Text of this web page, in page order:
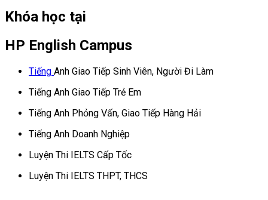
Khóa học tại
HP English Campus
Tiếng Anh Giao Tiếp Sinh Viên, Người Đi Làm
Tiếng Anh Giao Tiếp Trẻ Em
Tiếng Anh Phỏng Vấn, Giao Tiếp Hàng Hải
Tiếng Anh Doanh Nghiệp
Luyện Thi IELTS Cấp Tốc
Luyện Thi IELTS THPT, THCS